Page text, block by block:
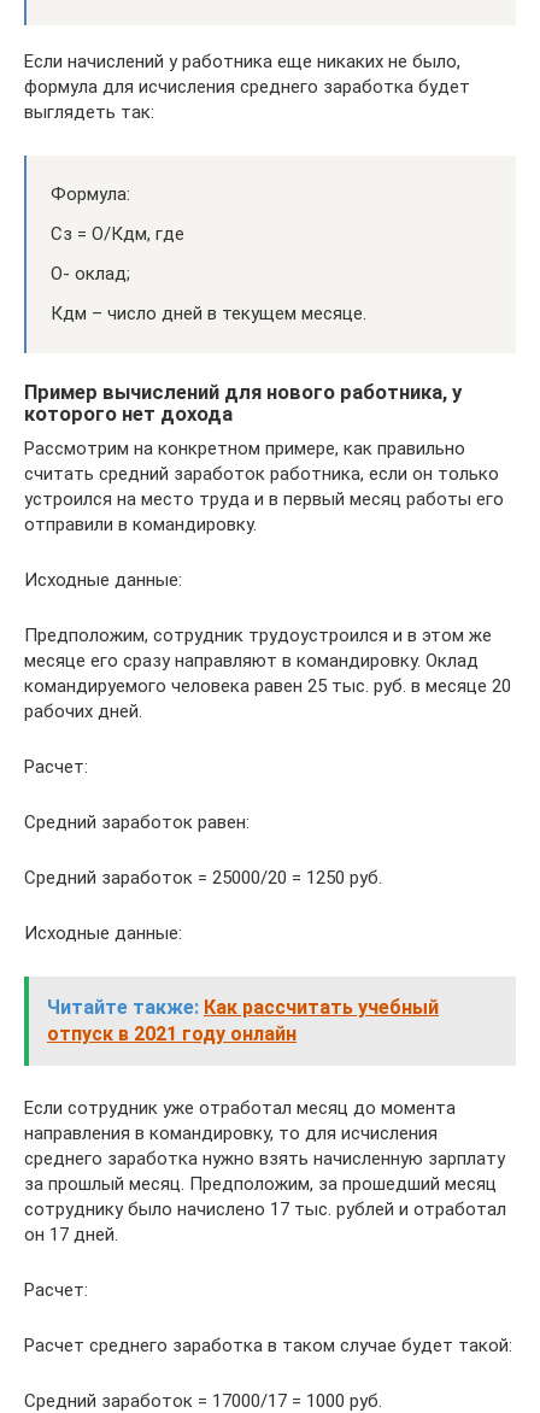
Если начислений у работника еще никаких не было,
формула для исчисления среднего заработка будет
выглядеть так:
Формула:
Сз = О/Кдм, где
О- оклад;
Кдм – число дней в текущем месяце.
Пример вычислений для нового работника, у
которого нет дохода
Рассмотрим на конкретном примере, как правильно
считать средний заработок работника, если он только
устроился на место труда и в первый месяц работы его
отправили в командировку.
Исходные данные:
Предположим, сотрудник трудоустроился и в этом же
месяце его сразу направляют в командировку. Оклад
командируемого человека равен 25 тыс. руб. в месяце 20
рабочих дней.
Расчет:
Средний заработок равен:
Средний заработок = 25000/20 = 1250 руб.
Исходные данные:
Читайте также: Как рассчитать учебный
отпуск в 2021 году онлайн
Если сотрудник уже отработал месяц до момента
направления в командировку, то для исчисления
среднего заработка нужно взять начисленную зарплату
за прошлый месяц. Предположим, за прошедший месяц
сотруднику было начислено 17 тыс. рублей и отработал
он 17 дней.
Расчет:
Расчет среднего заработка в таком случае будет такой:
Средний заработок = 17000/17 = 1000 руб.